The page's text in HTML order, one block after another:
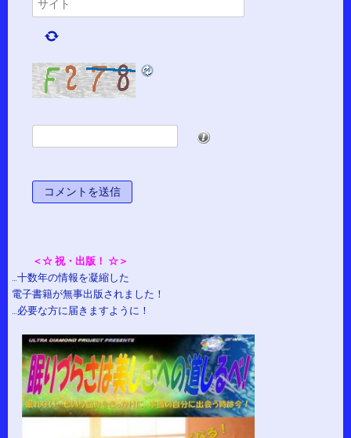
＜☆ 祝・出版！ ☆＞
…十数年の情報を凝縮した
電子書籍が無事出版されました！
…必要な方に届きますように！